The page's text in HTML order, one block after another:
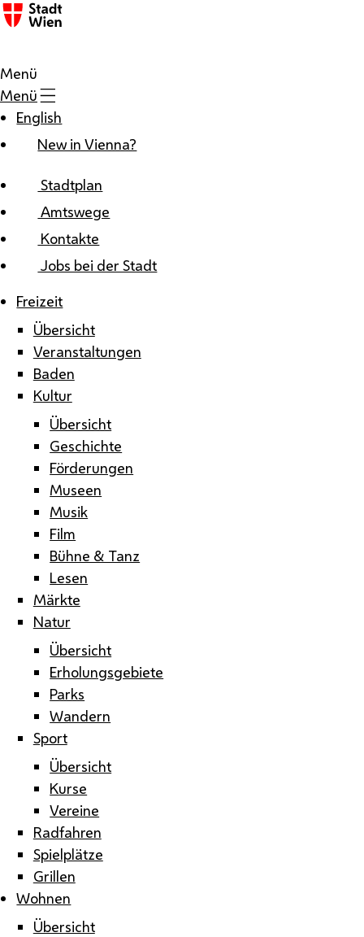
Zum Inhalt
Menü
Menü
English
New in Vienna?
Stadtplan
Amtswege
Kontakte
Jobs bei der Stadt
Freizeit
Übersicht
Veranstaltungen
Baden
Kultur
Übersicht
Geschichte
Förderungen
Museen
Musik
Film
Bühne & Tanz
Lesen
Märkte
Natur
Übersicht
Erholungsgebiete
Parks
Wandern
Sport
Übersicht
Kurse
Vereine
Radfahren
Spielplätze
Grillen
Wohnen
Übersicht